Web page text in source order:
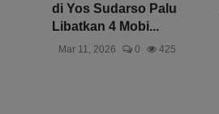
di Yos Sudarso Palu
Libatkan 4 Mobi...
Mar 11, 2026 0 425